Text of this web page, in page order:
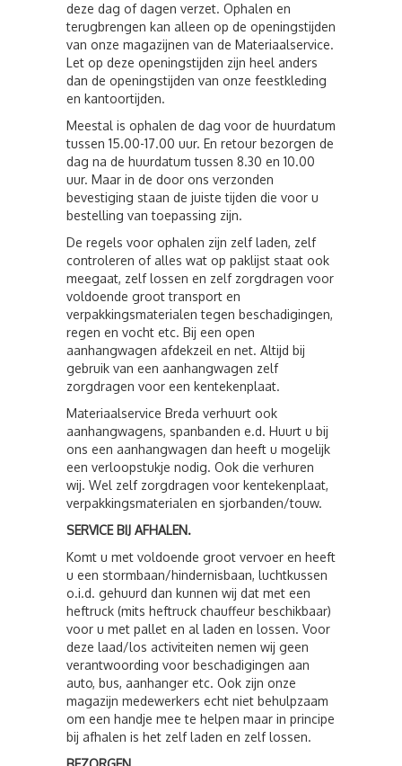
deze dag of dagen verzet. Ophalen en
terugbrengen kan alleen op de openingstijden
van onze magazijnen van de Materiaalservice.
Let op deze openingstijden zijn heel anders
dan de openingstijden van onze feestkleding
en kantoortijden.
Meestal is ophalen de dag voor de huurdatum
tussen 15.00-17.00 uur. En retour bezorgen de
dag na de huurdatum tussen 8.30 en 10.00
uur. Maar in de door ons verzonden
bevestiging staan de juiste tijden die voor u
bestelling van toepassing zijn.
De regels voor ophalen zijn zelf laden, zelf
controleren of alles wat op paklijst staat ook
meegaat, zelf lossen en zelf zorgdragen voor
voldoende groot transport en
verpakkingsmaterialen tegen beschadigingen,
regen en vocht etc. Bij een open
aanhangwagen afdekzeil en net. Altijd bij
gebruik van een aanhangwagen zelf
zorgdragen voor een kentekenplaat.
Materiaalservice Breda verhuurt ook
aanhangwagens, spanbanden e.d. Huurt u bij
ons een aanhangwagen dan heeft u mogelijk
een verloopstukje nodig. Ook die verhuren
wij. Wel zelf zorgdragen voor kentekenplaat,
verpakkingsmaterialen en sjorbanden/touw.
SERVICE BIJ AFHALEN.
Komt u met voldoende groot vervoer en heeft
u een stormbaan/hindernisbaan, luchtkussen
o.i.d. gehuurd dan kunnen wij dat met een
heftruck (mits heftruck chauffeur beschikbaar)
voor u met pallet en al laden en lossen. Voor
deze laad/los activiteiten nemen wij geen
verantwoording voor beschadigingen aan
auto, bus, aanhanger etc. Ook zijn onze
magazijn medewerkers echt niet behulpzaam
om een handje mee te helpen maar in principe
bij afhalen is het zelf laden en zelf lossen.